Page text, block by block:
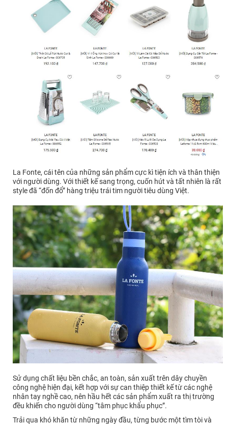
La Fonte, cái tên của những sản phẩm cực kì tiện ích và thân thiện
với người dùng. Với thiết kế sang trọng, cuốn hút và tất nhiên là rất
style đã “đốn đổ” hàng triệu trái tim người tiêu dùng Việt.
Sử dụng chất liệu bền chắc, an toàn, sản xuất trên dây chuyền
công nghệ hiện đại, kết hợp với sự can thiệp thiết kế từ các nghệ
nhân tay nghề cao, nên hầu hết các sản phẩm xuất ra thị trường
đều khiến cho người dùng “tâm phục khẩu phục”.
Trải qua khó khăn từ những ngày đầu, từng bước một tìm tòi và